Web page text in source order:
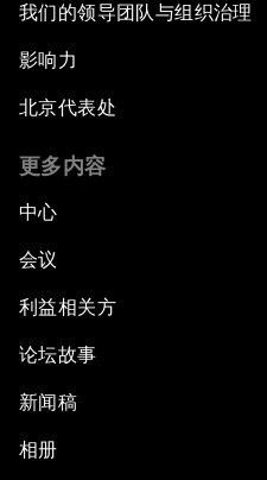
我们的领导团队与组织治理
影响力
北京代表处
更多内容
中心
会议
利益相关方
论坛故事
新闻稿
相册